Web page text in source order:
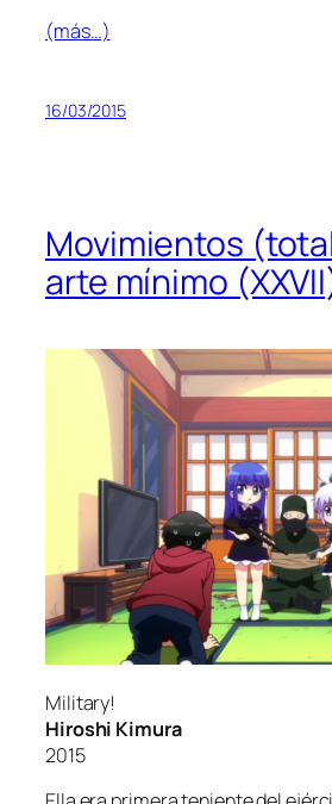
(más…)
16/03/2015
Movimientos
arte mínimo
Military!
Hiroshi Kimura
2015